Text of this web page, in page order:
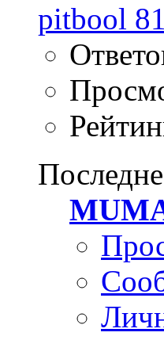
pitbool 81